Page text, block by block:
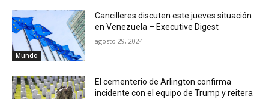
Mundo
Cancilleres discuten este jueves situación
en Venezuela – Executive Digest
agosto 29, 2024
El cementerio de Arlington confirma
incidente con el equipo de Trump y reitera